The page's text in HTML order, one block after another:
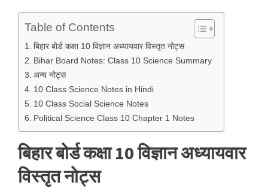
Table of Contents
बिहार बोर्ड कक्षा 10 विज्ञान अध्यायवार विस्तृत नोट्स
Bihar Board Notes: Class 10 Science Summary
अन्य नोट्स
10 Class Science Notes in Hindi
10 Class Social Science Notes
Political Science Class 10 Chapter 1 Notes
बिहार बोर्ड कक्षा 10 विज्ञान अध्यायवार
विस्तृत नोट्स